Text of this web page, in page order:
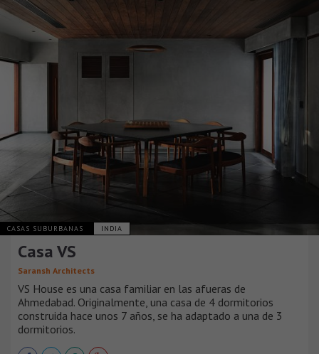
CASAS SUBURBANAS INDIA
Casa VS
Saransh Architects
VS House es una casa familiar en las afueras de
Ahmedabad. Originalmente, una casa de 4 dormitorios
construida hace unos 7 años, se ha adaptado a una de 3
dormitorios.